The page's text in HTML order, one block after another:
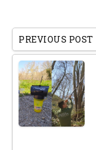
PREVIOUS POST